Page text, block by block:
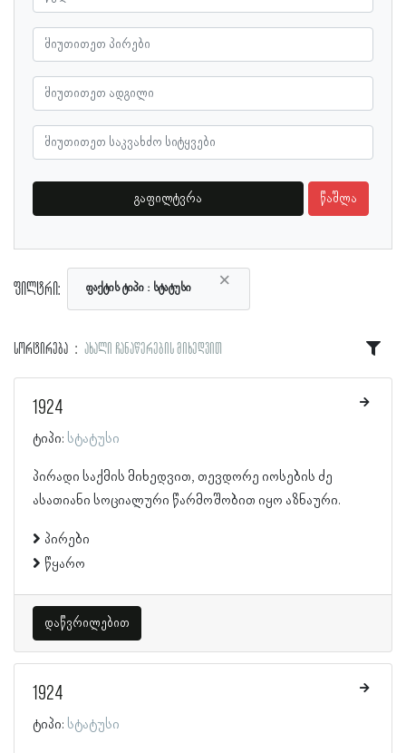
გაფილტვრა წაშლა
ფილტრი: ×
ფაქტის ტიპი სტატუსი
სორტირება ახალი ჩანაწერების მიხედვით
1924
ტიპი: სტატუსი
პირადი საქმის მიხედვით, თევდორე იოსების ძე
ასათიანი სოციალური წარმოშობით იყო აზნაური.
პირები
წყარო
დაწვრილებით
1924
ტიპი: სტატუსი